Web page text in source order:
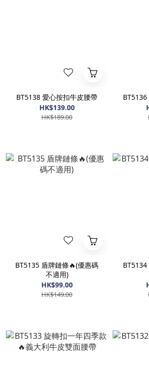
BT5138 愛心按扣牛皮腰帶
HK$139.00
HK$189.00
BT5135 盾牌鏈條🔥(優惠碼
不適用)
HK$99.00
HK$149.00